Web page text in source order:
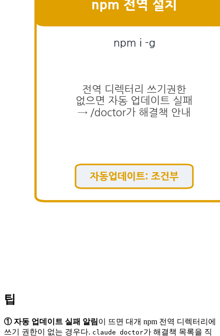
팁
① 자동 업데이트 실패 알림이 뜨면 대개 npm 전역 디렉터리에
쓰기 권한이 없는 경우다. claude doctor가 해결책 목록을 직